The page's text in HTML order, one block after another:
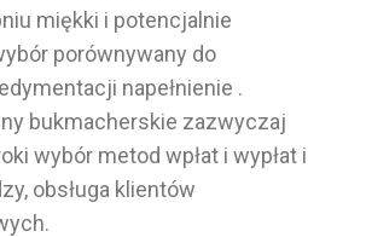
miękki i potencjalnie
porównywany do
napełnienie .
bukmacherskie zazwyczaj
wybór metod wpłat i wypłat i
obsługa klientów